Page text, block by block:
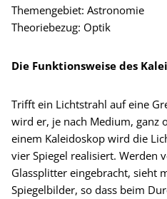
Themengebiet: Astronomie
Theoriebezug: Optik
Die Funktionsweise des
Trifft ein Lichtstrahl auf eine
wird er, je nach Medium, ganz
einem Kaleidoskop wird die
vier Spiegel realisiert. Werden
Glassplitter eingebracht, sieht
Spiegelbilder, so dass beim